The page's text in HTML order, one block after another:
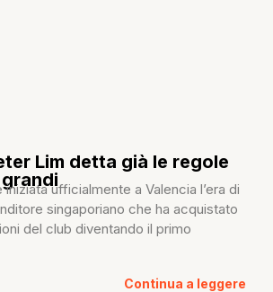
Lim detta già le regole
ufficialmente a Valencia l’era di
singaporiano che ha acquistato
del club diventando il primo
Continua a leggere